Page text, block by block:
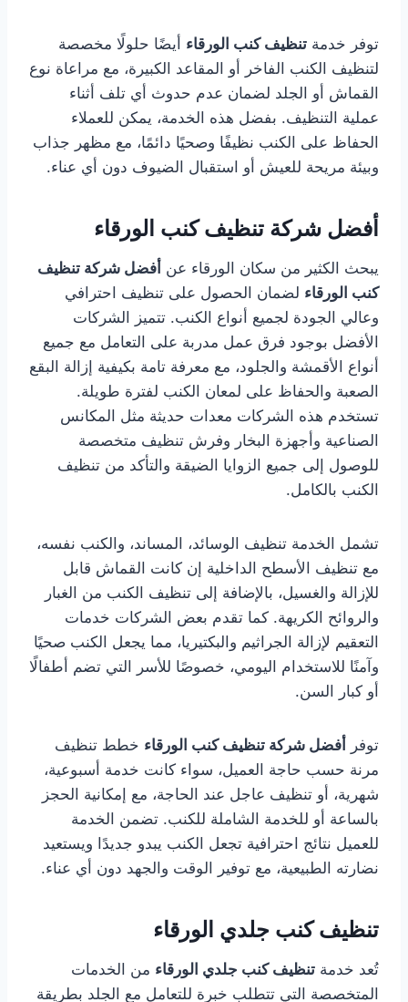
توفر خدمة تنظيف كنب الورقاء أيضًا حلولًا مخصصة
لتنظيف الكنب الفاخر أو المقاعد الكبيرة، مع مراعاة نوع
القماش أو الجلد لضمان عدم حدوث أي تلف أثناء
عملية التنظيف. بفضل هذه الخدمة، يمكن للعملاء
الحفاظ على الكنب نظيفًا وصحيًا دائمًا، مع مظهر جذاب
وبيئة مريحة للعيش أو استقبال الضيوف دون أي عناء.
أفضل شركة تنظيف كنب الورقاء
يبحث الكثير من سكان الورقاء عن أفضل شركة تنظيف
كنب الورقاء لضمان الحصول على تنظيف احترافي
وعالي الجودة لجميع أنواع الكنب. تتميز الشركات
الأفضل بوجود فرق عمل مدربة على التعامل مع جميع
أنواع الأقمشة والجلود، مع معرفة تامة بكيفية إزالة البقع
الصعبة والحفاظ على لمعان الكنب لفترة طويلة.
تستخدم هذه الشركات معدات حديثة مثل المكانس
الصناعية وأجهزة البخار وفرش تنظيف متخصصة
للوصول إلى جميع الزوايا الضيقة والتأكد من تنظيف
الكنب بالكامل.
تشمل الخدمة تنظيف الوسائد، المساند، والكنب نفسه،
مع تنظيف الأسطح الداخلية إن كانت القماش قابل
للإزالة والغسيل، بالإضافة إلى تنظيف الكنب من الغبار
والروائح الكريهة. كما تقدم بعض الشركات خدمات
التعقيم لإزالة الجراثيم والبكتيريا، مما يجعل الكنب صحيًا
وآمنًا للاستخدام اليومي، خصوصًا للأسر التي تضم أطفالًا
أو كبار السن.
توفر أفضل شركة تنظيف كنب الورقاء خطط تنظيف
مرنة حسب حاجة العميل، سواء كانت خدمة أسبوعية،
شهرية، أو تنظيف عاجل عند الحاجة، مع إمكانية الحجز
بالساعة أو للخدمة الشاملة للكنب. تضمن الخدمة
للعميل نتائج احترافية تجعل الكنب يبدو جديدًا ويستعيد
نضارته الطبيعية، مع توفير الوقت والجهد دون أي عناء.
تنظيف كنب جلدي الورقاء
تُعد خدمة تنظيف كنب جلدي الورقاء من الخدمات
المتخصصة التي تتطلب خبرة للتعامل مع الجلد بطريقة